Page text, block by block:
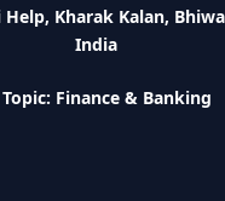
गांव वालो को 25% सब्सिडी
Awas Loan Scheme: इस
है 12 लाख का लोन, 20 साल में
Kharak Kalan,
India
Topic: Finance & Banking